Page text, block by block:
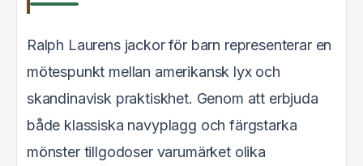
Ralph Laurens jackor för barn representerar en
mötespunkt mellan amerikansk lyx och
skandinavisk praktiskhet. Genom att erbjuda
både klassiska navyplagg och färgstarka
mönster tillgodoser varumärket olika